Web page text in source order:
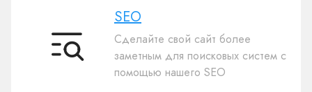
SEO
SEO
Сделайте свой сайт более
заметным для поисковых систем с
помощью нашего SEO